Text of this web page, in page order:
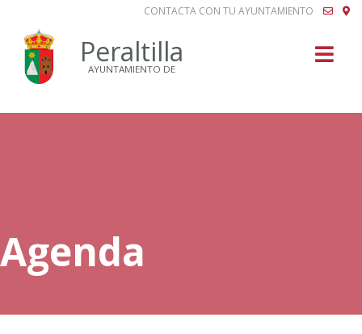
CONTACTA CON TU AYUNTAMIENTO
Peraltilla
AYUNTAMIENTO DE
Agenda